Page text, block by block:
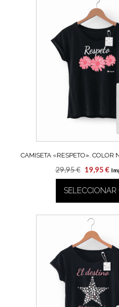
Las
se
de
CAMISETA «RESPETO». COLOR
29,95€ El
precio
original
era:
29,95 €.
19,95 €El
es: